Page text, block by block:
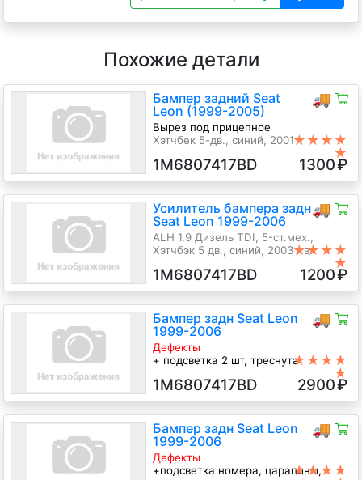
Похожие детали
🚚
Бампер задний Seat
Leon (1999-2005)
Вырез под прицепное
Хэтчбек 5-дв., синий, 2001★★★★
★
1M6807417BD 1300₽
🚚
Усилитель бампера задн
Seat Leon 1999-2006
ALH 1.9 Дизель TDI, 5-ст.мех.,
Хэтчбэк 5 дв., синий, 2003 г.в.★★★★
★
1M6807417BD 1200₽
🚚
Бампер задн Seat Leon
1999-2006
Дефекты
+ подсветка 2 шт, треснута
APP 1.8 Бензин Турбо-инжектор, 6-
ст.мех., Хэтчбэк 5 дв., желтый, 2000
★★★★
★
1M6807417BD 2900₽
🚚
Бампер задн Seat Leon
1999-2006
Дефекты
+подсветка номера, царапины,
★★★★